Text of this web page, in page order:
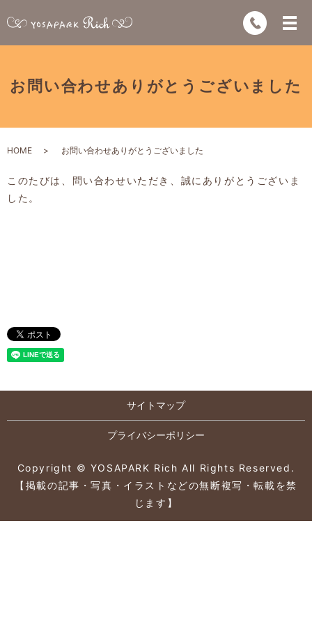
お問い合わせありがとうございました
HOME お問い合わせありがとうございました
このたびは、問い合わせいただき、誠にありがとうございま
した。
サイトマップ
プライバシーポリシー
Copyright © YOSAPARK Rich All Rights Reserved.
【掲載の記事・写真・イラストなどの無断複写・転載を禁
じます】